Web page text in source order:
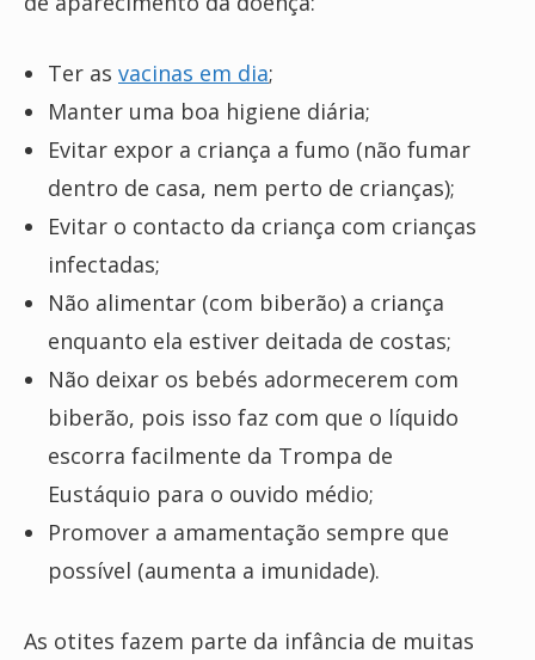
Ter as vacinas em dia;
Manter uma boa higiene diária;
Evitar expor a criança a fumo (não fumar
dentro de casa, nem perto de crianças);
Evitar o contacto da criança com crianças
infectadas;
Não alimentar (com biberão) a criança
enquanto ela estiver deitada de costas;
Não deixar os bebés adormecerem com
biberão, pois isso faz com que o líquido
escorra facilmente da Trompa de
Eustáquio para o ouvido médio;
Promover a amamentação sempre que
possível (aumenta a imunidade).
As otites fazem parte da infância de muitas